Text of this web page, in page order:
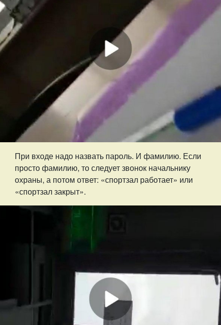
При входе надо назвать пароль. И фамилию. Если
просто фамилию, то следует звонок начальнику
охраны, а потом ответ: «спортзал работает» или
«спортзал закрыт».